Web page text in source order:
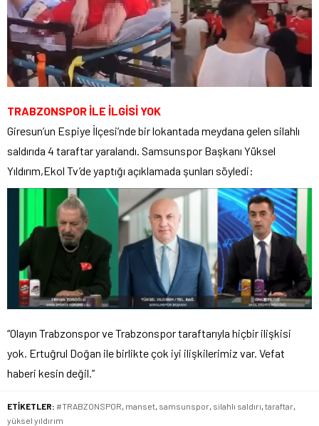
TRABZONSPOR İLE İLGİSİ YOK
Giresun’un Espiye İlçesi’nde bir lokantada meydana gelen silahlı
saldırıda 4 taraftar yaralandı. Samsunspor Başkanı Yüksel
Yıldırım,Ekol Tv’de yaptığı açıklamada şunları söyledi:
“Olayın Trabzonspor ve Trabzonspor taraftarıyla hiçbir ilişkisi
yok. Ertuğrul Doğan ile birlikte çok iyi ilişkilerimiz var. Vefat
haberi kesin değil.”
ETİKETLER: #TRABZONSPOR manset samsunspor silahlı saldırı taraftar
yüksel yıldırım